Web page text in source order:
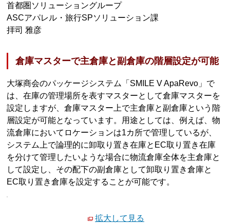
首都圏ソリューショングループ
ASCアパレル・旅行SPソリューション課
拝司 雅彦
倉庫マスターで主倉庫と副倉庫の階層設定が可能
大塚商会のパッケージシステム「SMILE V ApaRevo」で
は、在庫の管理場所を表すマスターとして倉庫マスターを
設定しますが、倉庫マスター上で主倉庫と副倉庫という階
層設定が可能となっています。用途としては、例えば、物
流倉庫においてロケーションは1カ所で管理しているが、
システム上で論理的に卸取り置き在庫とEC取り置き在庫
を分けて管理したいような場合に物流倉庫全体を主倉庫と
して設定し、その配下の副倉庫として卸取り置き倉庫と
EC取り置き倉庫を設定することが可能です。
拡大して見る